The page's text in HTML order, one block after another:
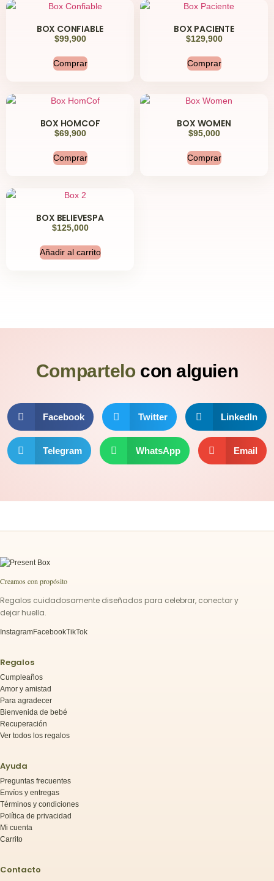
BOX CONFIABLE
$99,900
Comprar
BOX PACIENTE
$129,900
Comprar
BOX HOMCOF
$69,900
Comprar
BOX WOMEN
$95,000
Comprar
BOX BELIEVESPA
$125,000
Añadir al carrito
Compartelo con alguien
Facebook Twitter LinkedIn
Telegram WhatsApp Email
Creamos con propósito
Regalos cuidadosamente diseñados para celebrar, conectar y
dejar huella.
InstagramFacebookTikTok
Regalos
Cumpleaños
Amor y amistad
Para agradecer
Bienvenida de bebé
Recuperación
Ver todos los regalos
Ayuda
Preguntas frecuentes
Envíos y entregas
Términos y condiciones
Política de privacidad
Mi cuenta
Carrito
Contacto